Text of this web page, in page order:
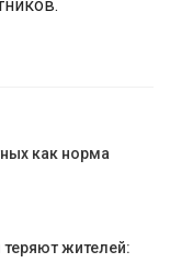
как норма
жителей: